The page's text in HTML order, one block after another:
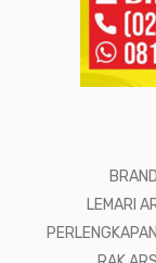
BRAND
LEMARI